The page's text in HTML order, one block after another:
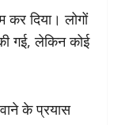
दिया। लोगों
गई, लेकिन कोई
के प्रयास